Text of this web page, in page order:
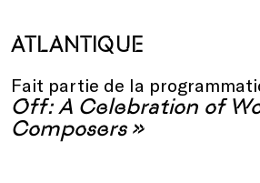
ATLANTIQUE
Fait partie de la
Off: A Celebration of
Composers »